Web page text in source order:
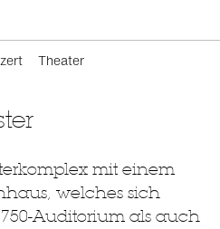
Theater
mit einem
welches sich
Auditorium als auch